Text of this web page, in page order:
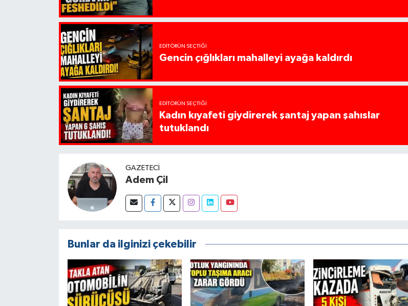
EDITÖRÜN SEÇTIĞI
Gencin çığlıkları mahalleyi ayağa kaldırdı
EDITÖRÜN SEÇTIĞI
Kadın kıyafeti giydirerek şantaj yapan şahıslar
tutuklandı
GAZETECI
Adem Çil
Bunlar da ilginizi çekebilir